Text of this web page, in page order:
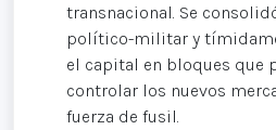
transnacional. Se
político-militar y
el capital en bloques que
controlar los nuevos
fuerza de fusil.